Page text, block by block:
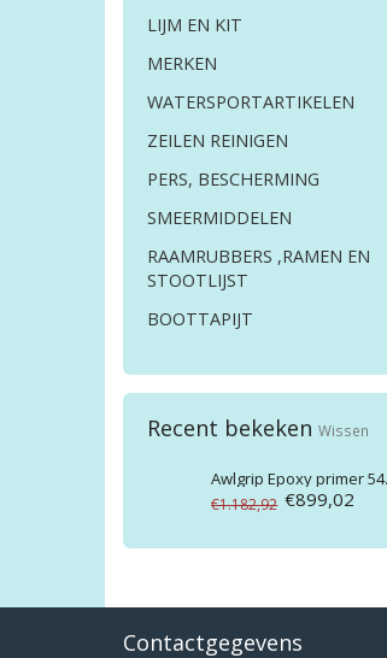
LIJM EN KIT
MERKEN
WATERSPORTARTIKELEN
ZEILEN REINIGEN
PERS, BESCHERMING
SMEERMIDDELEN
RAAMRUBBERS ,RAMEN EN
STOOTLIJST
BOOTTAPIJT
Recent bekeken Wissen
Awlgrip Epoxy primer 545 harder 5gallon D3001
€1.182,92 €899,02
Contactgegevens